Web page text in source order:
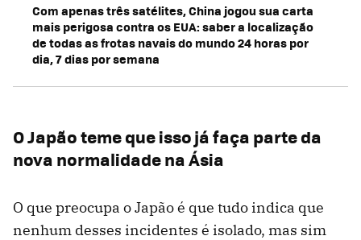
Com apenas três satélites, China jogou sua carta
mais perigosa contra os EUA: saber a localização
de todas as frotas navais do mundo 24 horas por
dia, 7 dias por semana
O Japão teme que isso já faça parte da
nova normalidade na Ásia
O que preocupa o Japão é que tudo indica que
nenhum desses incidentes é isolado, mas sim